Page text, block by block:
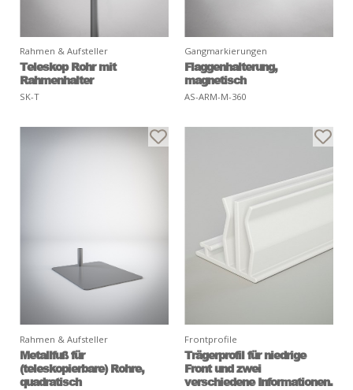
Rahmen & Aufsteller
Teleskop Rohr mit
Rahmenhalter
SK-T
Gangmarkierungen
Flaggenhalterung,
magnetisch
AS-ARM-M-360
Rahmen & Aufsteller
Metallfuß für
(teleskopierbare) Rohre,
quadratisch
Frontprofile
Trägerprofil für niedrige
Front und zwei
verschiedene Informationen.